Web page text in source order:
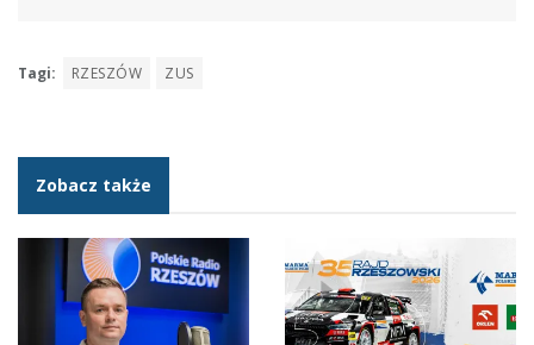
Tagi: RZESZÓW ZUS
Zobacz także